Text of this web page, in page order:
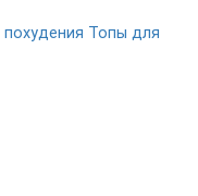
Топы для